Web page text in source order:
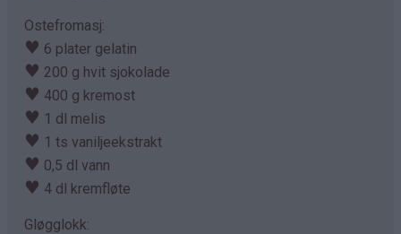
Ostefromasj:
♥ 6 plater gelatin
♥ 200 g hvit sjokolade
♥ 400 g kremost
♥ 1 dl melis
♥ 1 ts vaniljeekstrakt
♥ 0,5 dl vann
♥ 4 dl kremfløte
Gløgglokk: